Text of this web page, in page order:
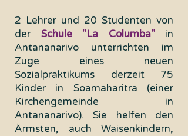
2 Lehrer und 20 Studenten von
der Schule "La Columba"in
Antananarivo unterrichten im
Zuge eines neuen
Sozialpraktikums derzeit 75
Kinder in Soamaharitra (einer
Kirchengemeinde in
Antananarivo). Sie helfen den
Ärmsten, auch Waisenkindern,